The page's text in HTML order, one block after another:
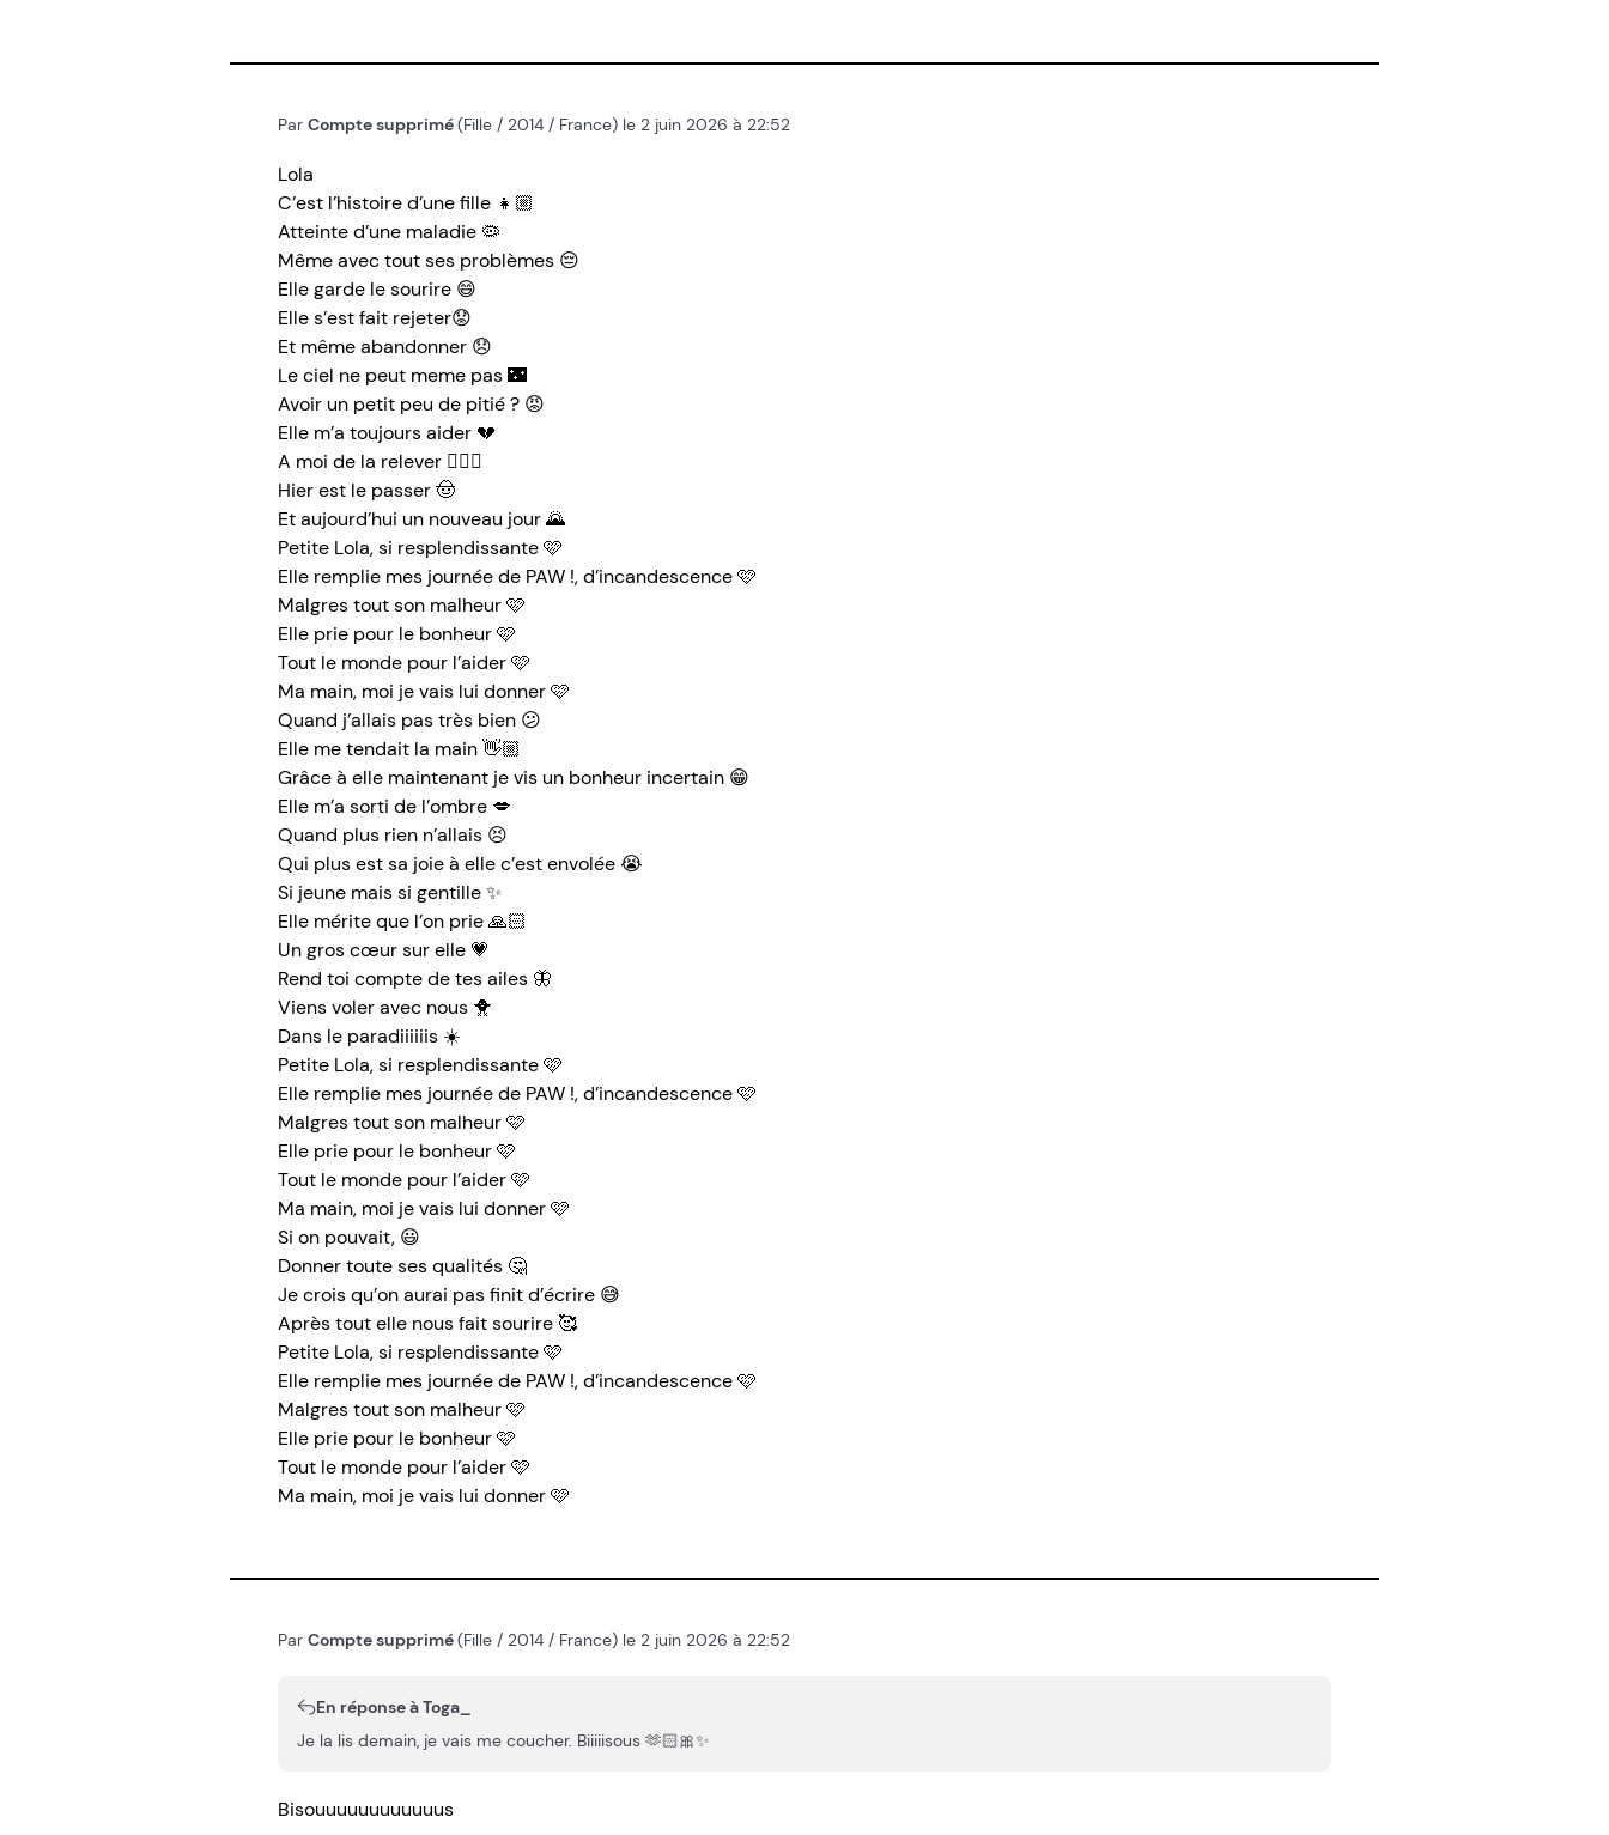
Par Compte supprimé(Fille / 2014 / France) le 2 juin 2026 à 22:52
Lola
C’est l’histoire d’une fille 👧🏼
Atteinte d’une maladie 🦠
Même avec tout ses problèmes 😔
Elle garde le sourire 😄
Elle s’est fait rejeter😟
Et même abandonner 😞
Le ciel ne peut meme pas 🌃
Avoir un petit peu de pitié ? 😡
Elle m’a toujours aider 💔
A moi de la relever 🏃🏼‍♀️
Hier est le passer 🤠
Et aujourd’hui un nouveau jour 🌄
Petite Lola, si resplendissante 🩷
Elle remplie mes journée de PAW !, d’incandescence 🩷
Malgres tout son malheur 🩷
Elle prie pour le bonheur 🩷
Tout le monde pour l’aider 🩷
Ma main, moi je vais lui donner 🩷
Quand j’allais pas très bien 😕
Elle me tendait la main 👋🏼
Grâce à elle maintenant je vis un bonheur incertain 😁
Elle m’a sorti de l’ombre 💋
Quand plus rien n’allais 😣
Qui plus est sa joie à elle c’est envolée 😭
Si jeune mais si gentille ✨
Elle mérite que l’on prie 🙏🏻
Un gros cœur sur elle 💗
Rend toi compte de tes ailes 🦋
Viens voler avec nous 🐥
Dans le paradiiiiiis ☀️
Petite Lola, si resplendissante 🩷
Elle remplie mes journée de PAW !, d’incandescence 🩷
Malgres tout son malheur 🩷
Elle prie pour le bonheur 🩷
Tout le monde pour l’aider 🩷
Ma main, moi je vais lui donner 🩷
Si on pouvait, 😃
Donner toute ses qualités 🤔
Je crois qu’on aurai pas finit d’écrire 😅
Après tout elle nous fait sourire 🥰
Petite Lola, si resplendissante 🩷
Elle remplie mes journée de PAW !, d’incandescence 🩷
Malgres tout son malheur 🩷
Elle prie pour le bonheur 🩷
Tout le monde pour l’aider 🩷
Ma main, moi je vais lui donner 🩷
Par Compte supprimé(Fille / 2014 / France) le 2 juin 2026 à 22:52
En réponse à Toga_
Je la lis demain, je vais me coucher. Biiiiisous 🫶🏻🎀✨
Bisouuuuuuuuuuuus